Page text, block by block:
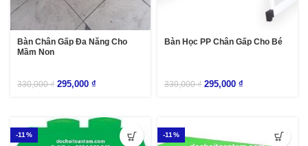
Bàn Chân Gấp Đa Năng Cho
Mầm Non
330,000₫ 295,000 ₫
Bàn Học PP Chân Gấp Cho Bé
330,000₫ 295,000 ₫
-11% -11%